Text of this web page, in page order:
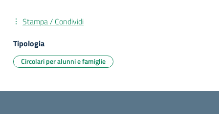
Stampa / Condividi
Tipologia
Circolari per alunni e famiglie